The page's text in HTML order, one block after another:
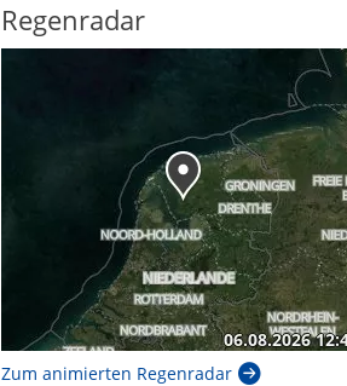
Regenradar
Zum animierten Regenradar